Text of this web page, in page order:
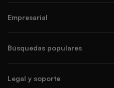
Empresarial
Búsquedas populares
Legal y soporte